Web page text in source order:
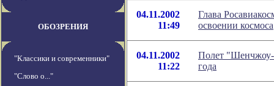
ОБОЗРЕНИЯ
"Классики и современники"
"Слово о..."
04.11.2002
11:49
Глава
освоении космоса
04.11.2002
11:22
Полет "Шенчжоу-
года